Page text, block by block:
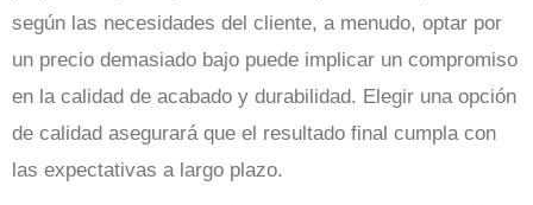
según las necesidades del cliente, a menudo, optar por
un precio demasiado bajo puede implicar un compromiso
en la calidad de acabado y durabilidad. Elegir una opción
de calidad asegurará que el resultado final cumpla con
las expectativas a largo plazo.